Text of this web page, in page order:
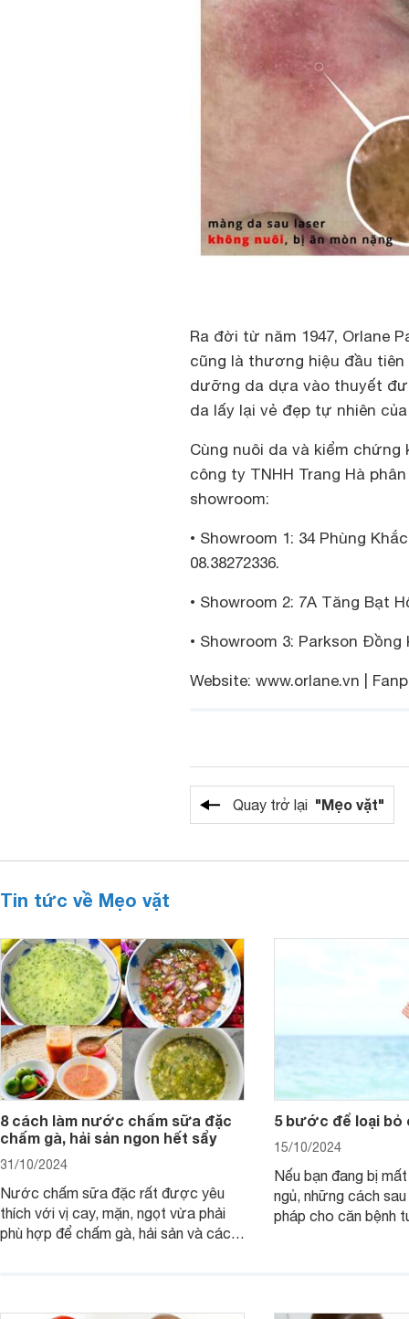
Ra đời từ năm 1947, Orlane
cũng là thương hiệu đầu
dưỡng da dựa vào thuyết
da lấy lại vẻ đẹp tự nhiên
Cùng nuôi da và kiểm chứng
công ty TNHH Trang Hà
showroom:
• Showroom 1: 34 Phùng
08.38272336.
• Showroom 2: 7A Tăng Bạt
• Showroom 3: Parkson Đồng
Website: www.orlane.vn |
Quay trở lại "Mẹo vặt"
Tin tức về Mẹo vặt
8 cách làm nước chấm sữa đặc
chấm gà, hải sản ngon hết sẩy
31/10/2024
Nước chấm sữa đặc rất được yêu
thích với vị cay, mặn, ngọt vừa phải
phù hợp để chấm gà, hải sản và các
5 bước để loại bỏ
15/10/2024
Nếu bạn đang bị
ngủ, những cách
pháp cho căn bệnh